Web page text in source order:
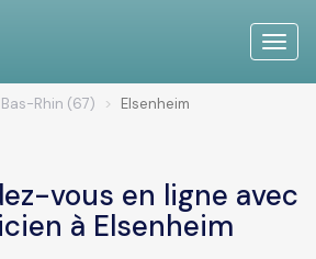
Toggle
Bas-Rhin (67) Elsenheim
vous en ligne avec
à Elsenheim